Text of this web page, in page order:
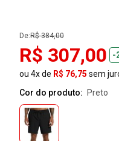
De:R$ 384,00
R$ 307,00
-
ou 4x de R$ 76,75 sem
Cor do produto:
preto